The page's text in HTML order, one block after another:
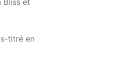
Bliss et
titré en